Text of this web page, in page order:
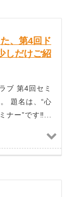
、第4回ド
しだけご紹
ブ 第4回セミ
題名は、“心
ナー”です‼...